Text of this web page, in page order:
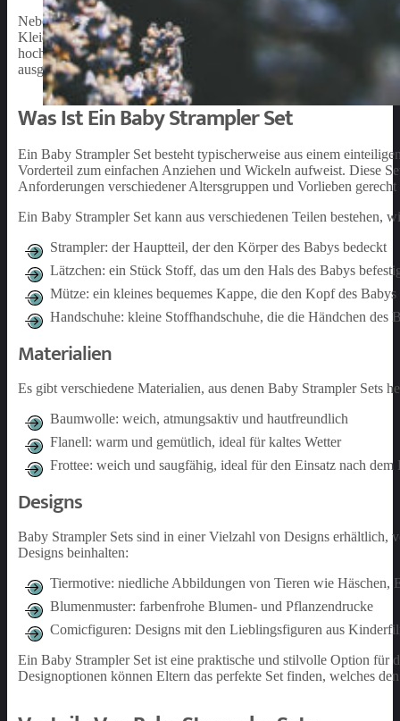
Neben dem Komfort und Design sollte bei der Auswahl eines
Kleidung, die auch nach mehrmaligem Waschen ihre Form und
hochwertiges Baby Strampler Set ist somit ein unverzichtbares
ausgewählt werden.
Was Ist Ein Baby Strampler Set
Ein Baby Strampler Set besteht typischerweise aus einem
Vorderteil zum einfachen Anziehen und Wickeln aufweist. Diese
Anforderungen verschiedener Altersgruppen und Vorlieben
Ein Baby Strampler Set kann aus verschiedenen Teilen bestehen,
Strampler: der Hauptteil, der den Körper des Babys bedeckt
Lätzchen: ein Stück Stoff, das um den Hals des Babys
Mütze: ein kleines bequemes Kappe, die den Kopf des
Handschuhe: kleine Stoffhandschuhe, die die Händchen des
Materialien
Es gibt verschiedene Materialien, aus denen Baby Strampler Sets
Baumwolle: weich, atmungsaktiv und hautfreundlich
Flanell: warm und gemütlich, ideal für kaltes Wetter
Frottee: weich und saugfähig, ideal für den Einsatz nach dem
Designs
Baby Strampler Sets sind in einer Vielzahl von Designs
Designs beinhalten:
Tiermotive: niedliche Abbildungen von Tieren wie Häschen,
Blumenmuster: farbenfrohe Blumen- und Pflanzendrucke
Comicfiguren: Designs mit den Lieblingsfiguren aus
Ein Baby Strampler Set ist eine praktische und stilvolle Option
Designoptionen können Eltern das perfekte Set finden, welches